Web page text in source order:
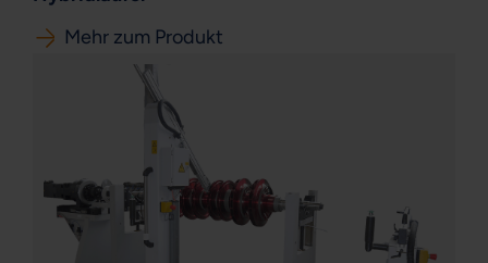
Mehr zum Produkt